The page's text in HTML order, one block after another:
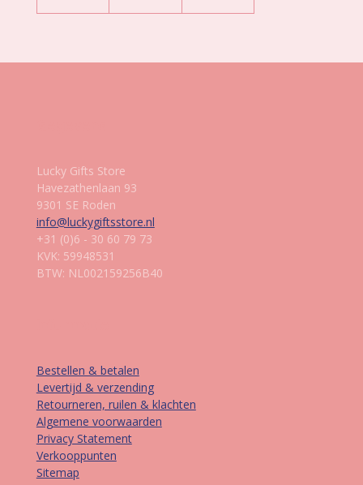
Lucky Gifts Store
Havezathenlaan 93
9301 SE Roden
info@luckygiftsstore.nl
+31 (0)6 - 30 60 79 73
KVK: 59948531
BTW: NL002159256B40
Bestellen & betalen
Levertijd & verzending
Retourneren, ruilen & klachten
Algemene voorwaarden
Privacy Statement
Verkooppunten
Sitemap